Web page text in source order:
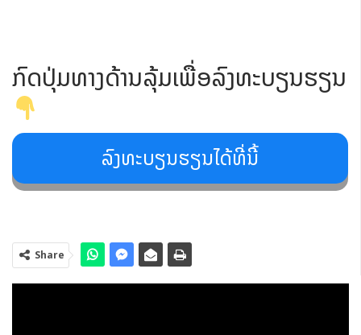
ກົດປຸ່ມທາງດ້ານລຸ້ມເພື່ອລົງທະບຽນຮຽນ
ລົງທະບຽນຮຽນໄດ້ທີ່ນີ້
Share